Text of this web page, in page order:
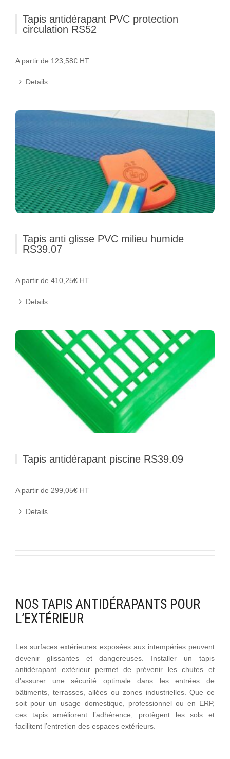
Tapis antidérapant PVC protection
circulation RS52
A partir de 123,58€ HT
Details
Tapis anti glisse PVC milieu humide
RS39.07
A partir de 410,25€ HT
Details
Tapis antidérapant piscine RS39.09
A partir de 299,05€ HT
Details
NOS TAPIS ANTIDÉRAPANTS POUR
L’EXTÉRIEUR
Les surfaces extérieures exposées aux intempéries peuvent
devenir glissantes et dangereuses. Installer un tapis
antidérapant extérieur permet de prévenir les chutes et
d’assurer une sécurité optimale dans les entrées de
bâtiments, terrasses, allées ou zones industrielles. Que ce
soit pour un usage domestique, professionnel ou en ERP,
ces tapis améliorent l’adhérence, protègent les sols et
facilitent l’entretien des espaces extérieurs.